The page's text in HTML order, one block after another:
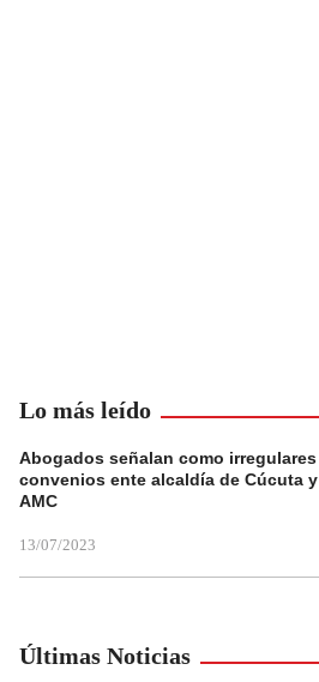
Lo más leído
Abogados señalan como irregulares
convenios ente alcaldía de Cúcuta y
AMC
13/07/2023
Últimas Noticias